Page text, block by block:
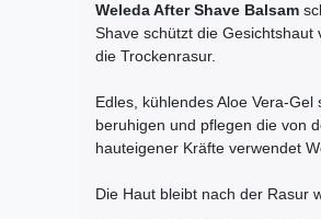
Weleda After Shave Balsam
Shave schützt die
die Trockenrasur.
Edles, kühlendes Aloe Vera-
beruhigen und pflegen die von
hauteigener Kräfte verwendet
Die Haut bleibt nach der Rasur